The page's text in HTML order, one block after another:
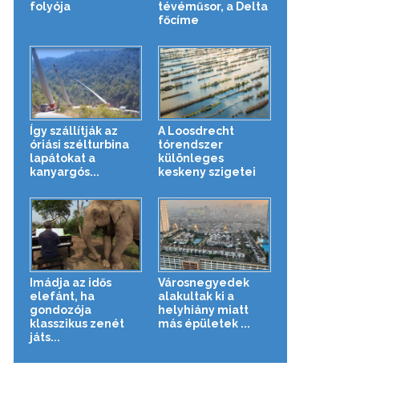
folyója
tévéműsor, a Delta
főcíme
Így szállítják az
óriási szélturbina
lapátokat a
kanyargós...
A Loosdrecht
tórendszer
különleges
keskeny szigetei
Imádja az idős
elefánt, ha
gondozója
klasszikus zenét
játs...
Városnegyedek
alakultak ki a
helyhiány miatt
más épületek ...